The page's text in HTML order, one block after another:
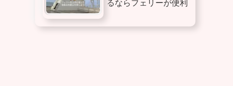
るならフェリーが便利